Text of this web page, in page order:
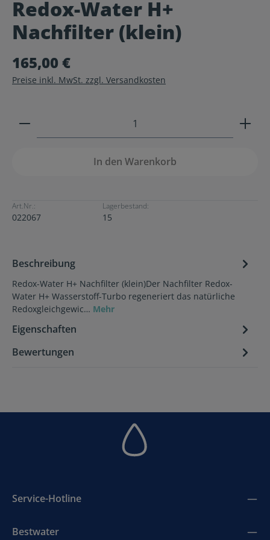
Durchschnittliche Bewertung von 0 von 5 Sternen
Redox-Water H+
Nachfilter (klein)
165,00 €
Preise inkl. MwSt. zzgl. Versandkosten
Produkt Anzahl: Gib den gewünschten Wert ein
In den Warenkorb
Art.Nr.:
022067
Lagerbestand:
15
Beschreibung
Redox-Water H+ Nachfilter (klein)Der Nachfilter Redox-
Water H+ Wasserstoff-Turbo regeneriert das natürliche
Redoxgleichgewic… Mehr
Eigenschaften
Bewertungen
Service-Hotline
Bestwater